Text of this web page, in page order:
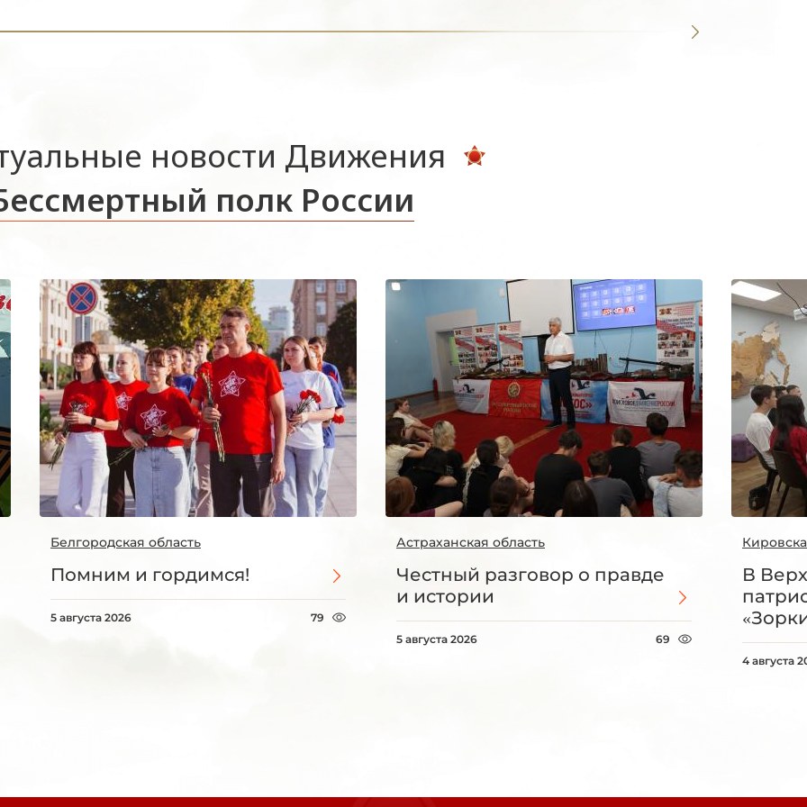
новости Движения
полк России
Белгородская область
Помним и гордимся!
5 августа 2026 79
Астраханская область
Честный разговор о правде
и истории
5 августа 2026 69
В
4 августа